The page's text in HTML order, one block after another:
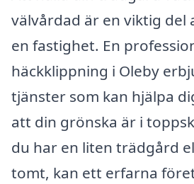
välvårdad är en viktig del
en fastighet. En
häckklippning i Oleby
tjänster som kan hjälpa
att din grönska är i
du har en liten trädgård
tomt, kan ett erfarna